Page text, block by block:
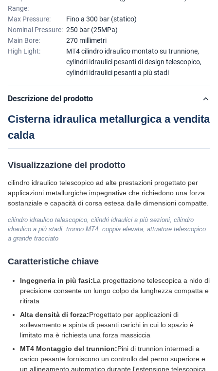
Range:
Max Pressure:
Fino a 300 bar (statico)
Nominal Pressure: 250 bar (25MPa)
Main Bore:
270 millimetri
High Light:
MT4 cilindro idraulico montato su trunnione,
cylindri idraulici pesanti di design telescopico,
cylindri idraulici pesanti a più stadi
Descrizione del prodotto
Cisterna idraulica metallurgica a vendita
calda
Visualizzazione del prodotto
cilindro idraulico telescopico ad alte prestazioni progettato per
applicazioni metallurgiche impegnative che richiedono una forza
sostanziale e capacità di corsa estesa dalle dimensioni compatte.
cilindro idraulico telescopico, cilindri idraulici a più sezioni, cilindro
idraulico a più stadi, tronno MT4, coppia elevata, attuatore telescopico
a grande tracciato
Caratteristiche chiave
Ingegneria in più fasi:La progettazione telescopica a nido di
precisione consente un lungo colpo da lunghezza compatta e
ritirata
Alta densità di forza:Progettato per applicazioni di
sollevamento e spinta di pesanti carichi in cui lo spazio è
limitato ma è richiesta una forza massiccia
MT4 Montaggio del trunnion:Pini di trunnion intermedi a
carico pesante forniscono un controllo del perno superiore e
un allineamento automatico durante l'estensione telescopica